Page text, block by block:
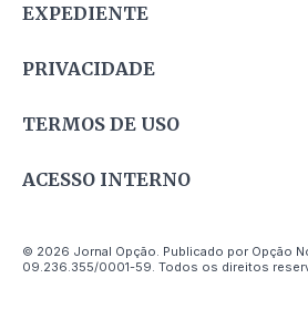
EXPEDIENTE
PRIVACIDADE
TERMOS DE USO
ACESSO INTERNO
© 2026 Jornal Opção. Publicado por Opção
09.236.355/0001-59. Todos os direitos